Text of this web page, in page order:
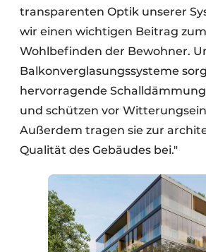
transparenten Optik unserer
wir einen wichtigen Beitrag
Wohlbefinden der Bewohner.
Balkonverglasungssysteme
hervorragende
und schützen vor
Außerdem tragen sie zur
Qualität des Gebäudes bei."